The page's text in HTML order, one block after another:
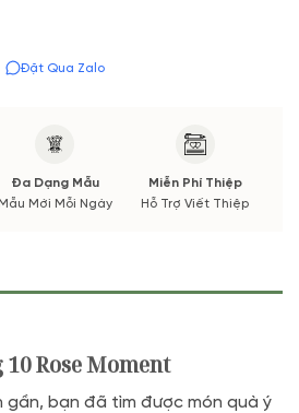
đảm bảo số lượng hoa theo mẫu
Đặt Qua Zalo
Đa Dạng Mẫu
Mẫu Mới Mỗi Ngày
Miễn Phí Thiệp
Hỗ Trợ Viết Thiệp
Rose Moment
gần, bạn đã tìm được món quà ý